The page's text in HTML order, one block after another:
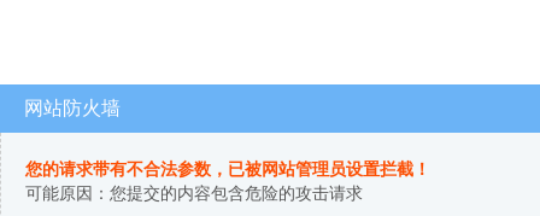
网站防火墙
您的请求带有不合法参数，已被网站管理员设置拦截！
可能原因：您提交的内容包含危险的攻击请求